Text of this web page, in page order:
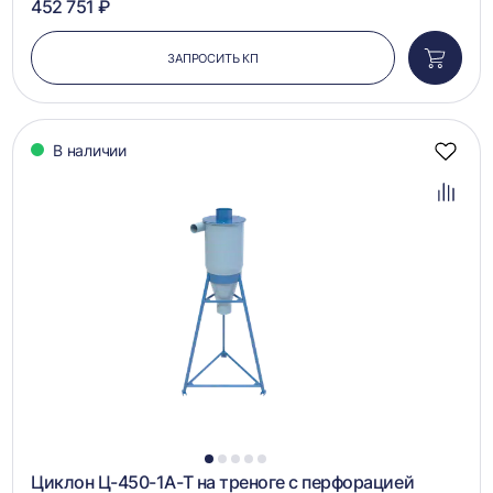
452 751 ₽
ЗАПРОСИТЬ КП
в
В наличии
1 2 3 4 5
Циклон Ц-450-1А-Т на треноге с перфорацией